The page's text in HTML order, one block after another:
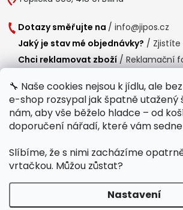
🔧 Naše cookies nejsou k jídlu, ale
e-shop rozsypal jak špatně utažený
nám, aby vše běželo hladce – od
doporučení nářadí, které vám sedne
Slíbíme, že s nimi zacházíme
vrtačkou. Můžou zůstat?
Nastavení
Dotazy směřujte na / info@jipos.cz
Jaký je stav mé objednávky? /
Chci reklamovat zboží / Reklamační
Provozní doba
Po-Čt / 8:00 - 15:00
Polední přestávka /11:00 - 11:30